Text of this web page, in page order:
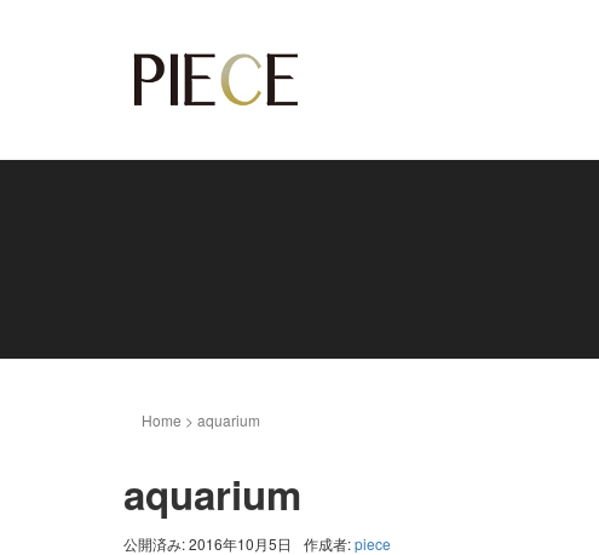
Home > aquarium
aquarium
公開済み: 2016年10月5日 作成者:piece